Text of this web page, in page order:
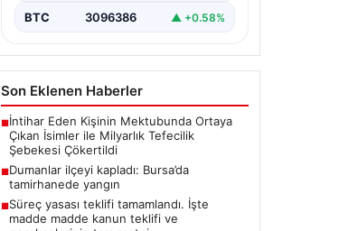
BTC 3096386 ▲ +0.58%
Son Eklenen Haberler
■İntihar Eden Kişinin Mektubunda Ortaya
Çıkan İsimler ile Milyarlık Tefecilik
Şebekesi Çökertildi
■Dumanlar ilçeyi kapladı: Bursa’da
tamirhanede yangın
■Süreç yasası teklifi tamamlandı. İşte
madde madde kanun teklifi ve